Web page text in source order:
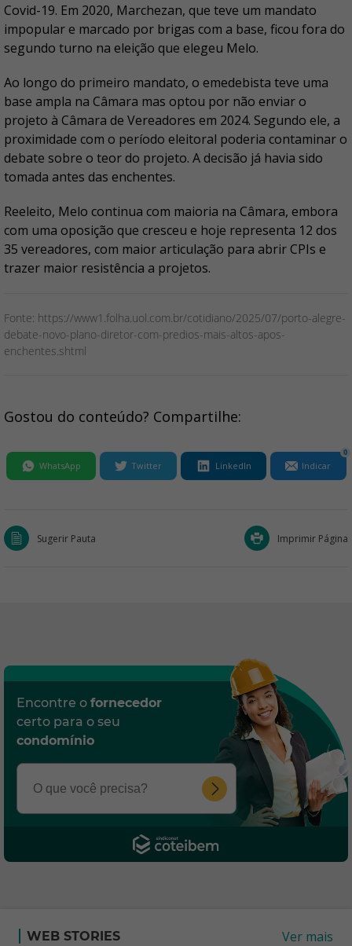
Covid-19. Em 2020, Marchezan, que teve um mandato
impopular e marcado por brigas com a base, ficou fora do
segundo turno na eleição que elegeu Melo.
Ao longo do primeiro mandato, o emedebista teve uma
base ampla na Câmara mas optou por não enviar o
projeto à Câmara de Vereadores em 2024. Segundo ele, a
proximidade com o período eleitoral poderia contaminar o
debate sobre o teor do projeto. A decisão já havia sido
tomada antes das enchentes.
Reeleito, Melo continua com maioria na Câmara, embora
com uma oposição que cresceu e hoje representa 12 dos
35 vereadores, com maior articulação para abrir CPIs e
trazer maior resistência a projetos.
Fonte: https://www1.folha.uol.com.br/cotidiano/2025/07/porto-alegre-
debate-novo-plano-diretor-com-predios-mais-altos-apos-
enchentes.shtml
Gostou do conteúdo? Compartilhe:
WhatsApp Twitter LinkedIn Indicar
0
Sugerir Pauta Imprimir Página
Encontre o fornecedor
certo para o seu
condomínio
WEB STORIES Ver mais